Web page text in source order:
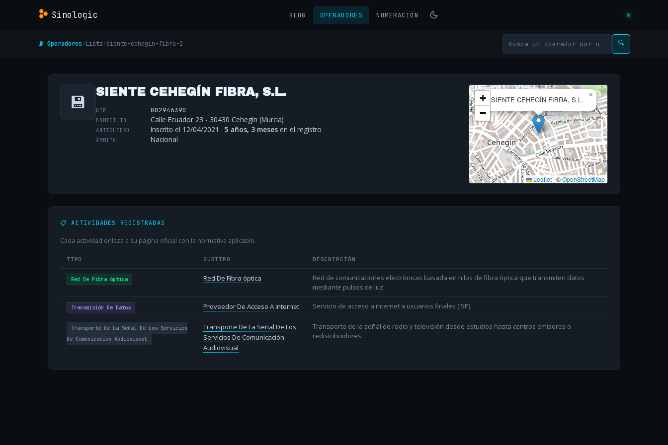
Sinologic BLOG OPERADORES NUMERACIÓN
📡 Operadores› Lista›siente-cehegin-fibra-2 🔍
💾 SIENTE CEHEGÍN FIBRA, S.L.
NIF B02946390
DOMICILIO Calle Ecuador 23 - 30430 Cehegín (Murcia)
ANTIGÜEDAD Inscrito el 12/04/2021 · 5 años, 3 meses en el registro
ÁMBITO Nacional
SIENTE CEHEGÍN FIBRA, S.L.
×
+
−
Leaflet | ©OpenStreetMap
📋 ACTIVIDADES REGISTRADAS
Cada actividad enlaza a su página oficial con la normativa aplicable.
TIPO SUBTIPO DESCRIPCIÓN
Red De Fibra óptica Red De Fibra óptica
Red de comunicaciones electrónicas basada en hilos de fibra óptica que transmiten datos
mediante pulsos de luz.
Transmisión De Datos Proveedor De Acceso A Internet Servicio de acceso a internet a usuarios finales (ISP).
Transporte De La Señal De Los Servicios
De Comunicación Audiovisual
Transporte De La Señal De Los
Servicios De Comunicación
Audiovisual
Transporte de la señal de radio y televisión desde estudios hasta centros emisores o
redistribuidores.